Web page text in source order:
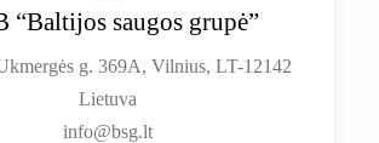
“Baltijos saugos grupė”
g. 369A, Vilnius, LT-12142
Lietuva
info@bsg.lt